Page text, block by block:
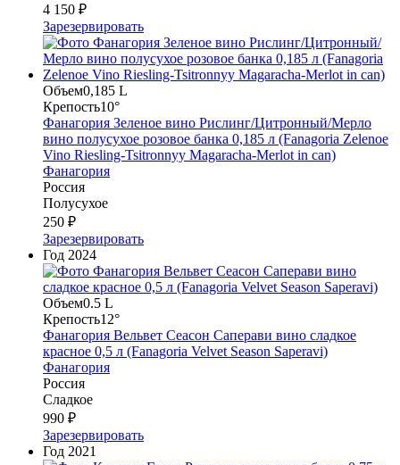
4 150 ₽
Зарезервировать
Объем0,185 L
Крепость10°
Фанагория Зеленое вино Рислинг/Цитронный/Мерло
вино полусухое розовое банка 0,185 л (Fanagoria Zelenoe
Vino Riesling-Tsitronnyy Magaracha-Merlot in can)
Фанагория
Россия
Полусухое
250 ₽
Зарезервировать
Год 2024
Объем0.5 L
Крепость12°
Фанагория Вельвет Сеасон Саперави вино сладкое
красное 0,5 л (Fanagoria Velvet Season Saperavi)
Фанагория
Россия
Сладкое
990 ₽
Зарезервировать
Год 2021